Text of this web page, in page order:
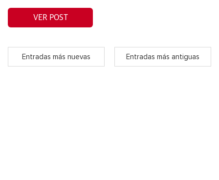
VER POST
Entradas más nuevas Entradas más antiguas